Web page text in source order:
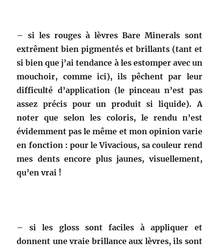
– si les rouges à lèvres Bare Minerals sont
extrêment bien pigmentés et brillants (tant et
si bien que j’ai tendance à les estomper avec un
mouchoir, comme ici), ils pêchent par leur
difficulté d’application (le pinceau n’est pas
assez précis pour un produit si liquide). A
noter que selon les coloris, le rendu n’est
évidemment pas le même et mon opinion varie
en fonction : pour le Vivacious, sa couleur rend
mes dents encore plus jaunes, visuellement,
qu’en vrai !
– si les gloss sont faciles à appliquer et
donnent une vraie brillance aux lèvres, ils sont